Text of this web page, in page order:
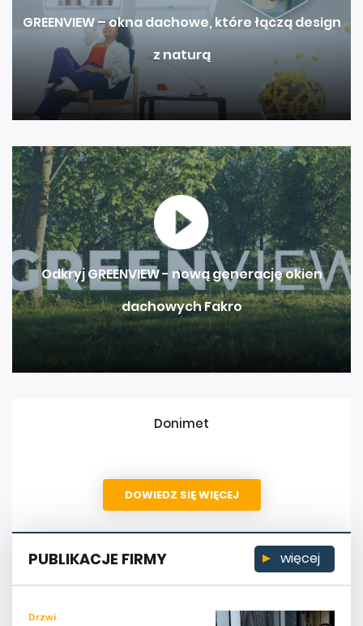
GREENVIEW – okna dachowe, które łączą design
z naturą
Odkryj GREENVIEW - nową generację okien
dachowych Fakro
Donimet
DOWIEDZ SIĘ WIĘCEJ
PUBLIKACJE FIRMY więcej
Drzwi